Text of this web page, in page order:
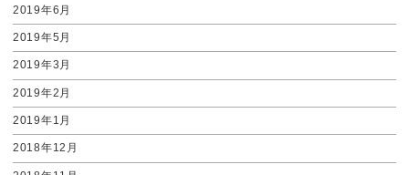
2019年6月
2019年5月
2019年3月
2019年2月
2019年1月
2018年12月